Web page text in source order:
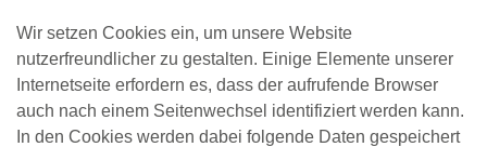
Wir setzen Cookies ein, um unsere Website
nutzerfreundlicher zu gestalten. Einige Elemente unserer
Internetseite erfordern es, dass der aufrufende Browser
auch nach einem Seitenwechsel identifiziert werden kann.
In den Cookies werden dabei folgende Daten gespeichert